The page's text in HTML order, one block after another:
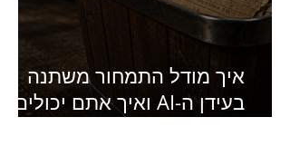
איך מודל התמחור משתנה
בעידן ה-AI ואיך אתם יכולים